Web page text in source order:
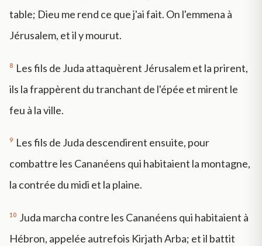
table; Dieu me rend ce que j'ai fait. On l'emmena à
Jérusalem, et il y mourut.
8 Les fils de Juda attaquèrent Jérusalem et la prirent,
ils la frappèrent du tranchant de l'épée et mirent le
feu à la ville.
9 Les fils de Juda descendirent ensuite, pour
combattre les Cananéens qui habitaient la montagne,
la contrée du midi et la plaine.
10 Juda marcha contre les Cananéens qui habitaient à
Hébron, appelée autrefois Kirjath Arba; et il battit